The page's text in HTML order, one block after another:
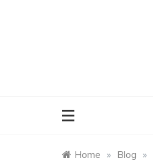
Home » Blog »